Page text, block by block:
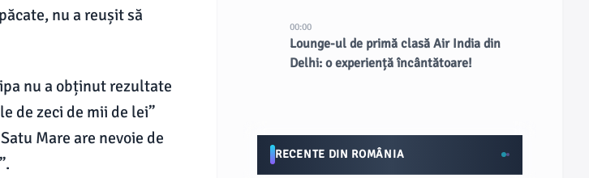
nu a reușit să
nu a obținut rezultate
de zeci de mii de lei”
Mare are nevoie de
00:00
Lounge-ul de primă clasă Air India din
Delhi: o experiență încântătoare!
RECENTE DIN ROMÂNIA